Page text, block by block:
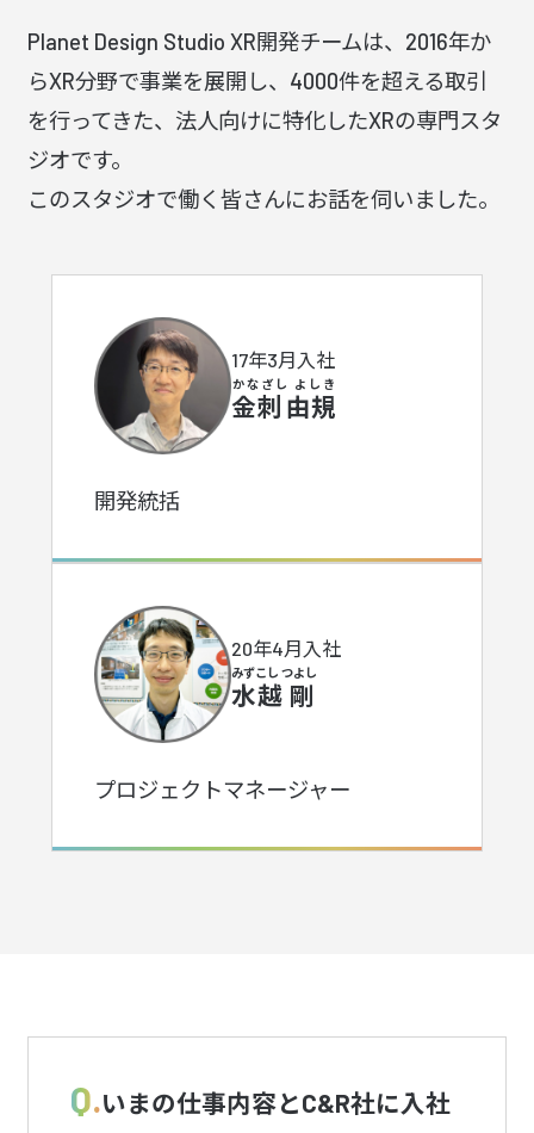
Planet Design Studio XR開発チームは、2016年か
らXR分野で事業を展開し、4000件を超える取引
を行ってきた、 法人向けに特化したXRの専門スタ
ジオです。
このスタジオで働く皆さんにお話を伺いました。
17年3月入社
金刺 由規
かなざし よしき
開発統括
20年4月入社
水越 剛
みずこし つよし
プロジェクトマネージャー
Q.いまの仕事内容とC&R社に入社